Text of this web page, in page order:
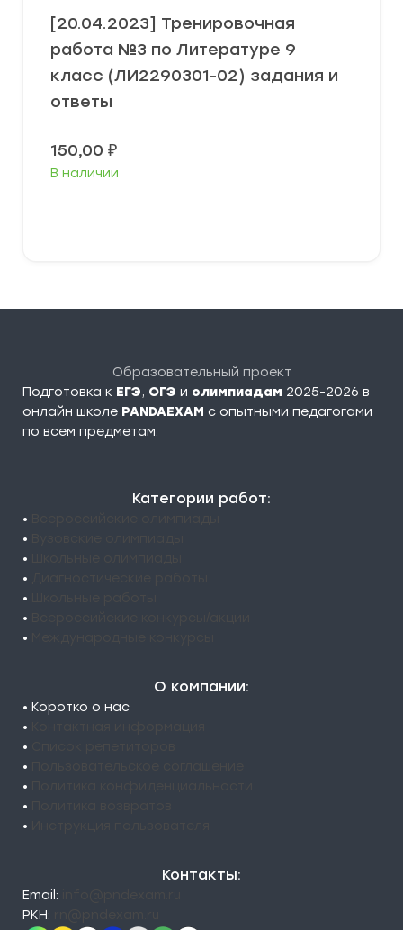
[20.04.2023] Тренировочная
работа №3 по Литературе 9
класс (ЛИ2290301-02) задания и
ответы
150,00 ₽
В наличии
Образовательный проект
Подготовка к ЕГЭ, ОГЭ и олимпиадам 2025-2026 в
онлайн школе PANDAEXAM c опытными педагогами
по всем предметам.
Категории работ:
•
•
•
•
•
•
•
О компании:
• Коротко о нас
•
•
•
•
•
•
Контакты:
Email:
РКН: